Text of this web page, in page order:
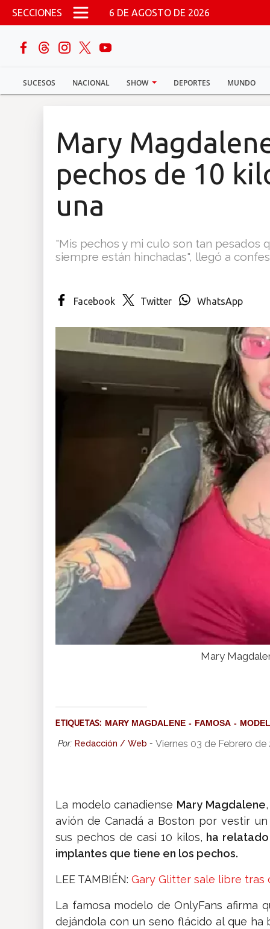
Pasar al contenido principal
SECCIONES 6 DE AGOSTO DE 2026
SUCESOS NACIONAL SHOW DEPORTES MUNDO
buscar
Sucesos
Multimedia
Mary
pechos de 10
una
"Mis pechos y mi culo son tan pesados
siempre están hinchadas", llegó a
Facebook Twitter WhatsApp
Mary
ETIQUETAS: MARY MAGDALENE FAMOSA
Por: Redacción / Web - Viernes 03 de Febrero de
La modelo canadiense Mary Magdalene
avión de Canadá a Boston por vestir
sus pechos de casi 10 kilos, ha
implantes que tiene en los pechos.
LEE TAMBIÉN: Gary Glitter sale libre tras
La famosa modelo de OnlyFans afirma
dejándola con un seno flácido al que